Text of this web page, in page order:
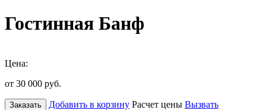
Гостинная Банф
Цена:
от 30 000 руб.
Заказать Добавить в корзину Расчет цены Вызвать